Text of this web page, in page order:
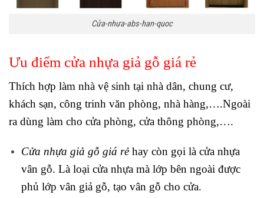
Cửa-nhưa-abs-han-quoc
Ưu điểm cửa nhựa giả gỗ giá rẻ
Thích hợp làm nhà vệ sinh tại nhà dân, chung cư,
khách sạn, công trinh văn phòng, nhà hàng,….Ngoài
ra dùng làm cho cửa phòng, cửa thông phòng,….
Cửa nhựa giả gỗ giá rẻhay còn gọi là cửa nhựa
vân gỗ. Là loại cửa nhựa mà lớp bên ngoài được
phủ lớp vân giả gỗ, tạo vân gỗ cho cửa.